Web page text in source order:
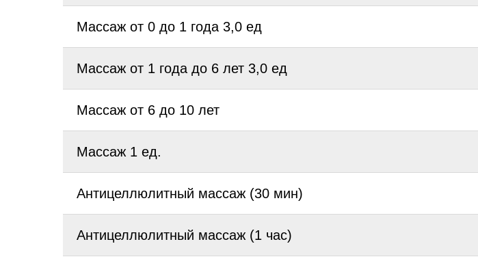
Массаж от 0 до 1 года 3,0 ед
Массаж от 1 года до 6 лет 3,0 ед
Массаж от 6 до 10 лет
Массаж 1 ед.
Антицеллюлитный массаж (30 мин)
Антицеллюлитный массаж (1 час)